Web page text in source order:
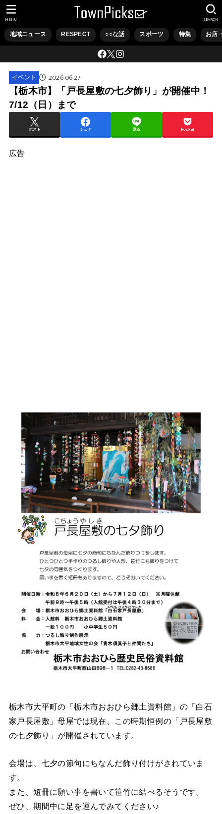
地域ニュース RESPECT ○○な話 スポーツ 特集 お店
SEARCH
MENU
イベント 2026.06.27
【栃木市】「戸長屋敷の七夕飾り」が開催中！
7/12（日）まで
ポスト シェア 送る Pocket
広告
栃木市大平町の「栃木市おおひら郷土資料館」の「白石
家戸長屋敷」母屋では現在、この時期恒例の「戸長屋敷
の七夕飾り」が開催されています。
会場は、七夕の節句にちなんだ飾り付けがされていま
す。
また、短冊に願い事を書いて笹竹に結べるそうです。
ぜひ、期間中に足を運んでみてください♪